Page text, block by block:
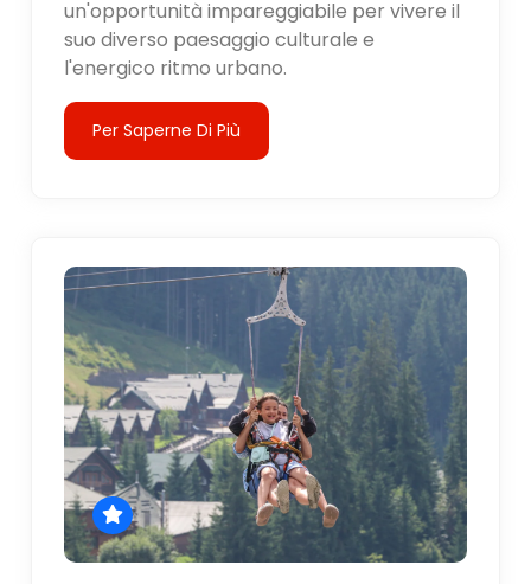
un'opportunità impareggiabile per vivere il
suo diverso paesaggio culturale e
l'energico ritmo urbano.
Per Saperne Di Più